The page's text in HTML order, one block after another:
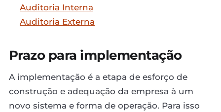
Auditoria Interna
Auditoria Externa
Prazo para implementação
A implementação é a etapa de esforço de
construção e adequação da empresa à um
novo sistema e forma de operação. Para isso